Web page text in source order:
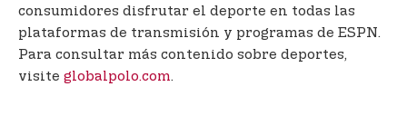
consumidores disfrutar el deporte en todas las
plataformas de transmisión y programas de ESPN.
Para consultar más contenido sobre deportes,
visite globalpolo.com.